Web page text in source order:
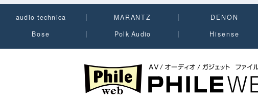
audio-technica MARANTZ DENON
Bose
Polk Audio Hisense
PHILE WEB｜AV/オーディオ/ガジェット